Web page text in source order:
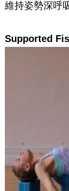
維持姿勢深呼
Supported